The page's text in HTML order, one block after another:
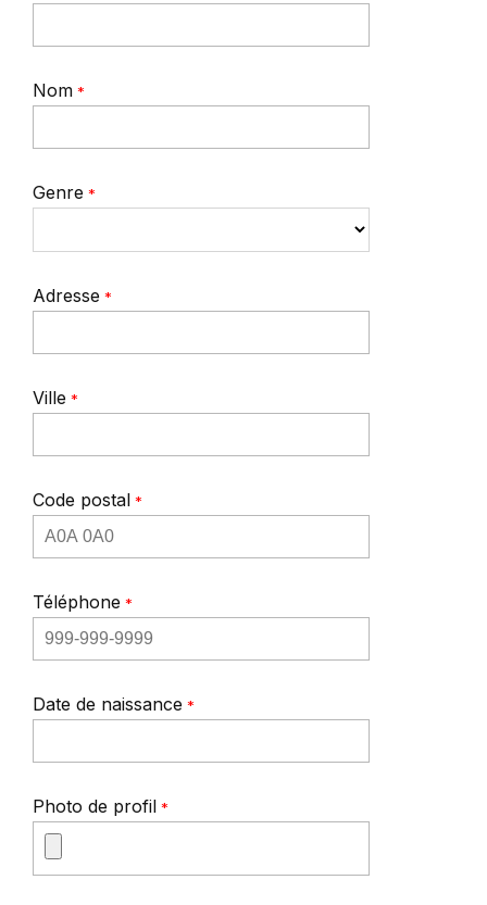
Nom *
Genre *
Adresse *
Ville *
Code postal *
Téléphone *
Date de naissance *
Photo de profil *